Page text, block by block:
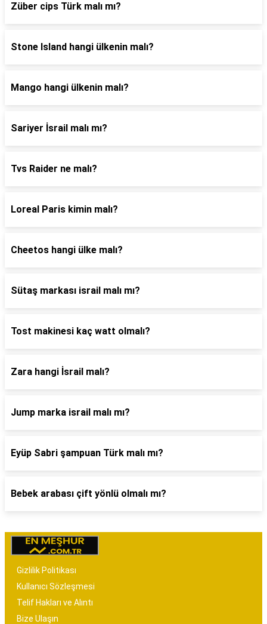
Züber cips Türk malı mı?
Stone Island hangi ülkenin malı?
Mango hangi ülkenin malı?
Sariyer İsrail malı mı?
Tvs Raider ne malı?
Loreal Paris kimin malı?
Cheetos hangi ülke malı?
Sütaş markası israil malı mı?
Tost makinesi kaç watt olmalı?
Zara hangi İsrail malı?
Jump marka israil malı mı?
Eyüp Sabri şampuan Türk malı mı?
Bebek arabası çift yönlü olmalı mı?
Gizlilik Politikası
Kullanıcı Sözleşmesi
Telif Hakları ve Alıntı
Bize Ulaşın